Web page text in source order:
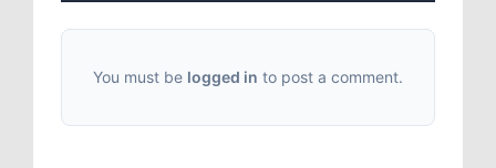
You must be logged in to post a comment.